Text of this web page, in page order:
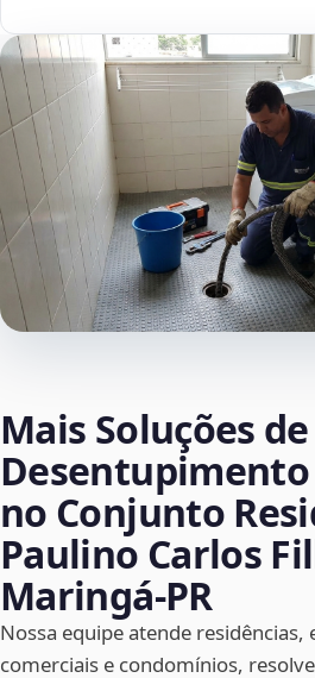
Mais Soluções de
Desentupimento
no Conjunto
Paulino Carlos
Maringá‑PR
Nossa equipe atende residências,
comerciais e condomínios,